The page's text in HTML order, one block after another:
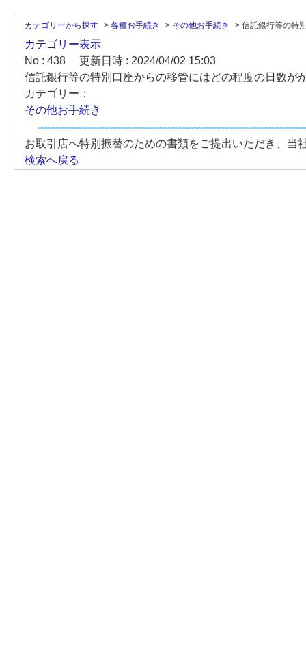
カテゴリーから探す > 各種お手続き > その他お手続き > 信託銀行等の特
カテゴリー表示
No : 438
更新日時 : 2024/04/02 15:03
信託銀行等の特別口座からの移管にはどの程度の日数が
カテゴリー：
その他お手続き
お取引店へ特別振替のための書類をご提出いただき、
検索へ戻る